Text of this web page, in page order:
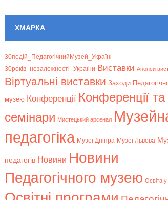
ХМАРКА
30подій_ПедагогічнийМузей_Україні
30років_незалежності_України Bиставки Анонси
Віртуальні виставки Заходи
музею Конференції Конференції та
семінари Мистецький арсенал
педагогіка Музеї Дніпра Музеї Львова
педагогів Новини Новини
Педагогічного музею Освіта у